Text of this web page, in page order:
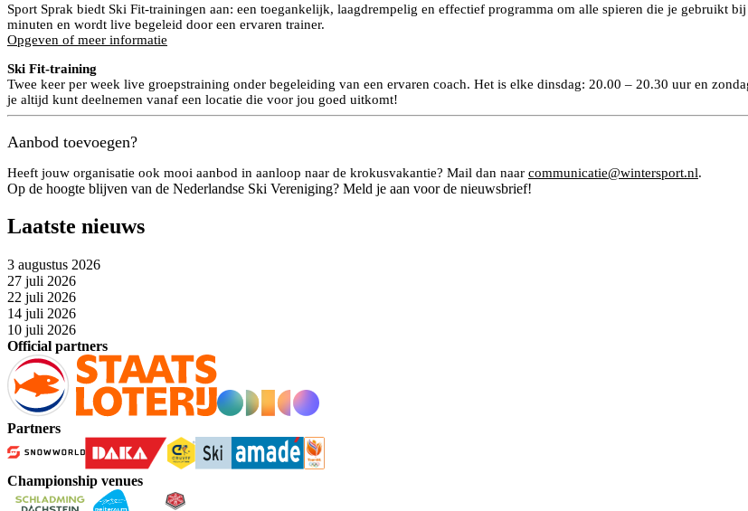
Sport Sprak biedt Ski Fit-trainingen aan: een toegankelijk, laagdrempelig en effectief programma om alle spieren die je gebruikt
minuten en wordt live begeleid door een ervaren trainer.
Opgeven of meer informatie
Ski Fit-training
Twee keer per week live groepstraining onder begeleiding van een ervaren coach. Het is elke dinsdag: 20.00 – 20.30 uur en
je altijd kunt deelnemen vanaf een locatie die voor jou goed uitkomt!
Aanbod toevoegen?
Heeft jouw organisatie ook mooi aanbod in aanloop naar de krokusvakantie? Mail dan naar communicatie@wintersport.nl.
Op de hoogte blijven van de Nederlandse Ski Vereniging? Meld je aan voor de nieuwsbrief!
Laatste nieuws
3 augustus 2026
27 juli 2026
22 juli 2026
14 juli 2026
10 juli 2026
Official partners
Partners
Championship venues